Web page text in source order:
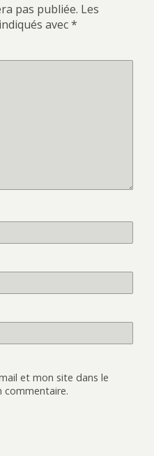
pas publiée. Les
avec*
et mon site dans le
commentaire.